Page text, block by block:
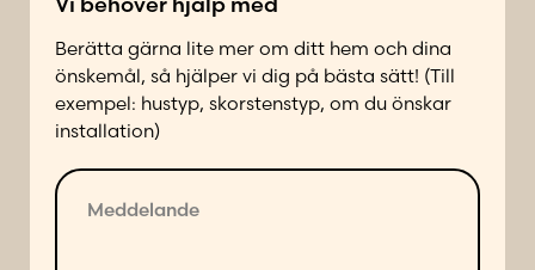
t
d
p
å
f
ö
l
Berätta gärna lite mer om ditt hem och dina
önskemål, så hjälper vi dig på bästa sätt! (Till
exempel: hustyp, skorstenstyp, om du önskar
installation)
M